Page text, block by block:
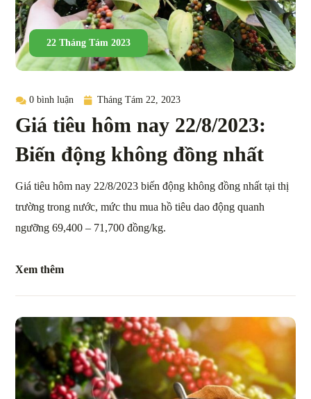
22 Tháng Tám 2023
0 bình luận Tháng Tám 22, 2023
Giá tiêu hôm nay 22/8/2023:
Biến động không đồng nhất
Giá tiêu hôm nay 22/8/2023 biến động không đồng nhất tại thị
trường trong nước, mức thu mua hồ tiêu dao động quanh
ngưỡng 69,400 – 71,700 đồng/kg.
Xem thêm